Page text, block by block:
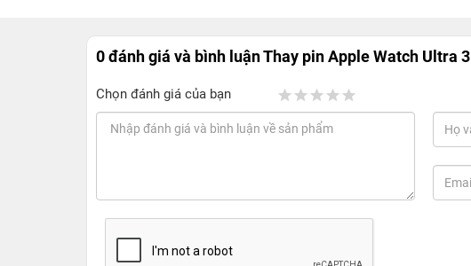
0 đánh giá và bình luậnThay pin Apple Watch Ultra 3
Chọn đánh giá của bạn